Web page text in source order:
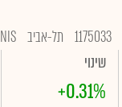
1175033 תל-אביב NIS
שינוי
+0.31%